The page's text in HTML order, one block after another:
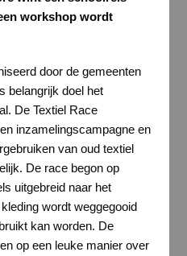
workshop wordt
door de gemeenten
belangrijk doel het
De Textiel Race
inzamelingscampagne en
van oud textiel
De race begon op
uitgebreid naar het
wordt weggegooid
kan worden. De
op een leuke manier over